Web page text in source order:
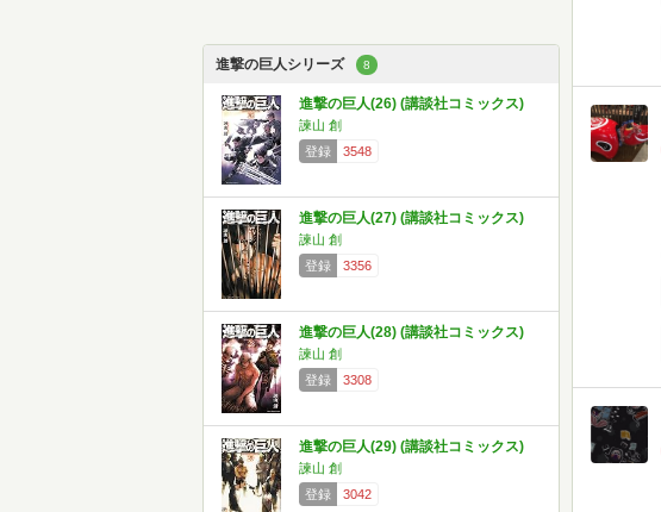
進撃の巨人シリーズ 8
進撃の巨人(26) (講談社コミックス)
諫山 創
登録
3548
進撃の巨人(27) (講談社コミックス)
諫山 創
登録
3356
進撃の巨人(28) (講談社コミックス)
諫山 創
登録
3308
進撃の巨人(29) (講談社コミックス)
諫山 創
登録
3042